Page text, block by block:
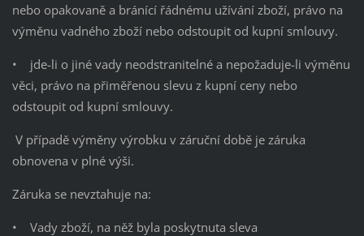
nebo opakovaně a bránící řádnému užívání zboží, právo na
výměnu vadného zboží nebo odstoupit od kupní smlouvy.
• jde-li o jiné vady neodstranitelné a nepožaduje-li výměnu
věci, právo na přiměřenou slevu z kupní ceny nebo
odstoupit od kupní smlouvy.
V případě výměny výrobku v záruční době je záruka
obnovena v plné výši.
Záruka se nevztahuje na:
• Vady zboží, na něž byla poskytnuta sleva